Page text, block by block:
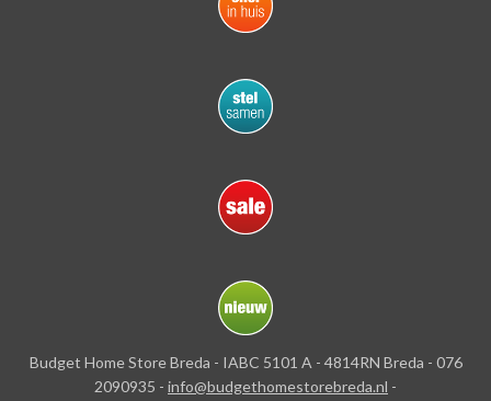
Budget Home Store Breda - IABC 5101 A - 4814RN Breda - 076
2090935 - info@budgethomestorebreda.nl -